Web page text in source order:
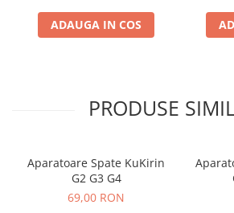
ADAUGA IN COS
PRODUSE
Aparatoare Spate KuKirin
G2 G3 G4
69,00 RON